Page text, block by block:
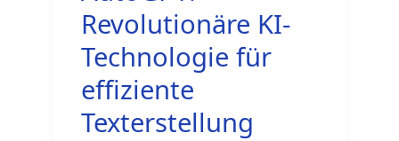
Revolutionäre KI-
Technologie für
effiziente
Texterstellung